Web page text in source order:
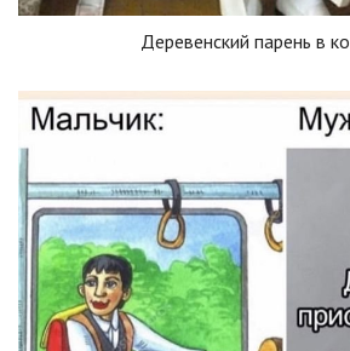
Деревенский парень в